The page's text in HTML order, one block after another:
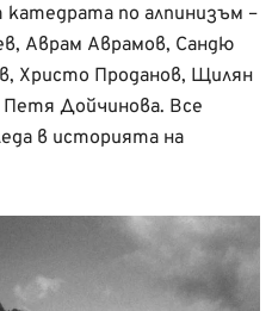
по алпинизъм –
Аврам Аврамов, Сандю
Христо Проданов, Щилян
Дойчинова. Все
в историята на